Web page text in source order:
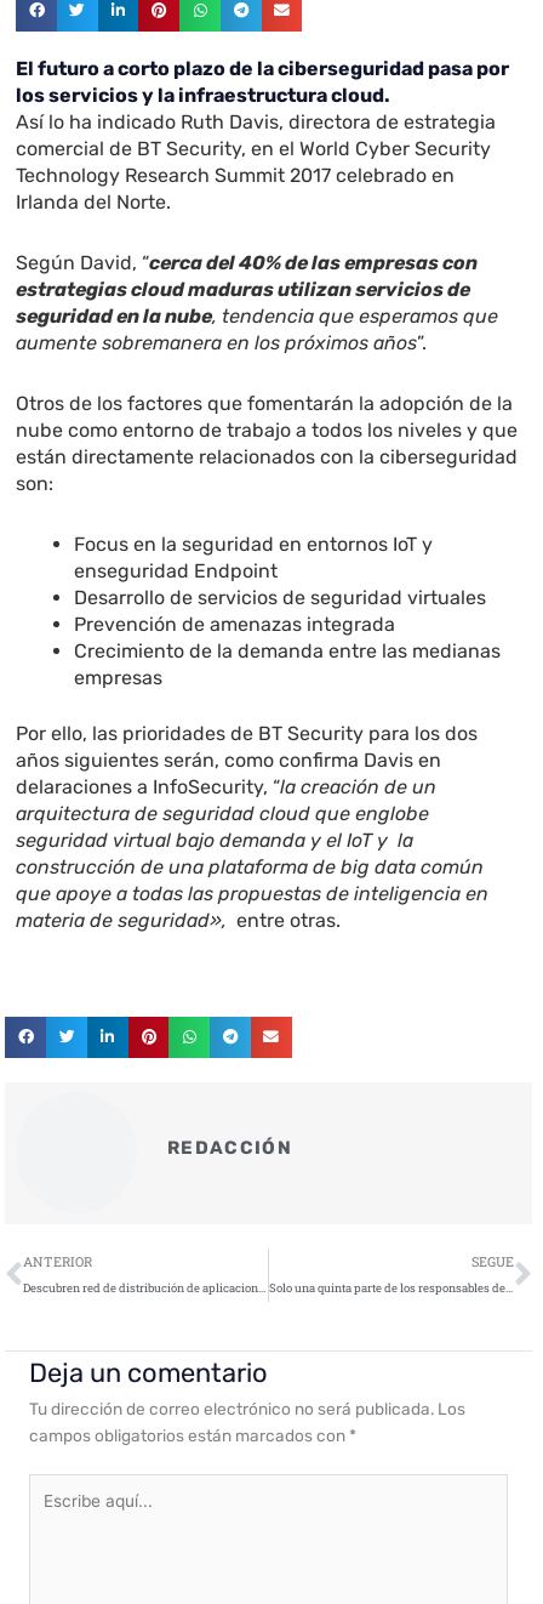
El futuro a corto plazo de la ciberseguridad pasa por
los servicios y la infraestructura cloud.
Así lo ha indicado Ruth Davis, directora de estrategia
comercial de BT Security, en el World Cyber Security
Technology Research Summit 2017 celebrado en
Irlanda del Norte.
Según David, “cerca del 40% de las empresas con
estrategias cloud maduras utilizan servicios de
seguridad en la nube, tendencia que esperamos que
aumente sobremanera en los próximos años”.
Otros de los factores que fomentarán la adopción de la
nube como entorno de trabajo a todos los niveles y que
están directamente relacionados con la ciberseguridad
son:
Focus en la seguridad en entornos IoT y
enseguridad Endpoint
Desarrollo de servicios de seguridad virtuales
Prevención de amenazas integrada
Crecimiento de la demanda entre las medianas
empresas
Por ello, las prioridades de BT Security para los dos
años siguientes serán, como confirma Davis en
delaraciones a InfoSecurity, “la creación de un
arquitectura de seguridad cloud que englobe
seguridad virtual bajo demanda y el IoT y la
construcción de una plataforma de big data común
que apoye a todas las propuestas de inteligencia en
materia de seguridad»,entre otras.
REDACCIÓN
Ant
ANTERIOR
Descubren red de distribución de aplicaciones infectadas con el troyano Ztorg mediante campañas de publicidad
SEGUE
Solo una quinta parte de los responsables de IT están muy bien preparados para responder a un ataque
Deja un comentario
Tu dirección de correo electrónico no será publicada. Los
campos obligatorios están marcados con *
aquí...